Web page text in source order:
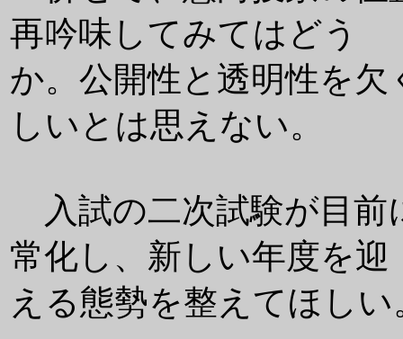
再吟味してみてはどう
か。公開性と透明性を
しいとは思えない。
入試の二次試験が目前
常化し、新しい年度を迎
える態勢を整えてほしい